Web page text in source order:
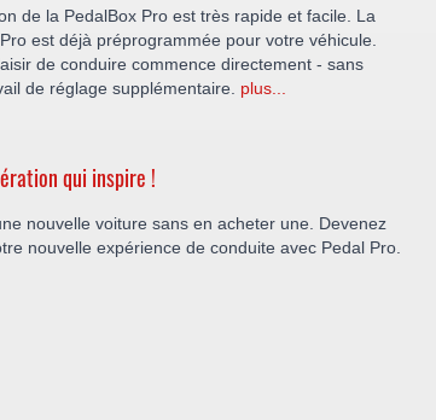
de la PedalBox Pro est très rapide et facile. La
est déjà préprogrammée pour votre véhicule.
de conduire commence directement - sans
de réglage supplémentaire. plus...
qui inspire !
nouvelle voiture sans en acheter une. Devenez
nouvelle expérience de conduite avec Pedal Pro.